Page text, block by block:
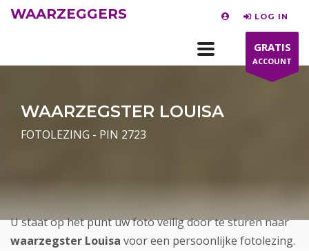
WAARZEGGERS LOG IN
GRATIS
ACCOUNT
WAARZEGSTER LOUISA
FOTOLEZING - PIN 2723
U staat op het punt uw foto veilig door te sturen naar
waarzegster Louisa voor een persoonlijke fotolezing.